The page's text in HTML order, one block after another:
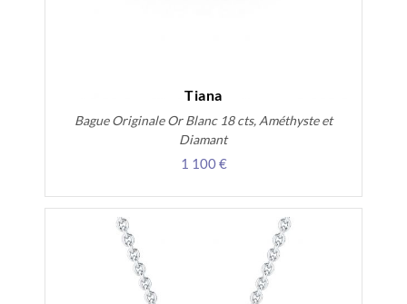
Tiana
Bague Originale Or Blanc 18 cts, Améthyste et
Diamant
1 100 €